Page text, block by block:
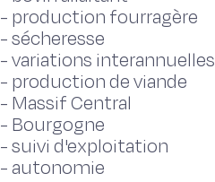
- production fourragère
-sécheresse
-variations interannuelles
- production de viande
- Massif Central
- Bourgogne
-suivi d'exploitation
- autonomie